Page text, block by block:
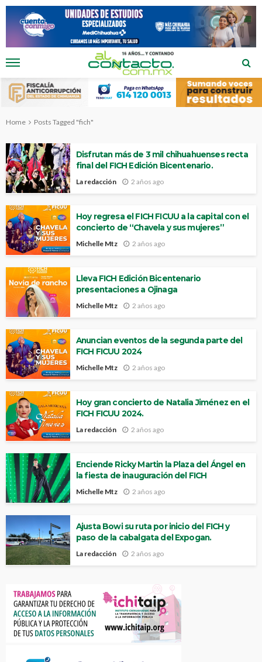
Home Posts Tagged "fich"
Disfrutan más de 3 mil chihuahuenses recta
final del FICH Edición Bicentenario.
La redacción 2 años ago
Hoy regresa el FICH FICUU a la capital con el
concierto de “Chavela y sus mujeres”
Michelle Mtz 2 años ago
Lleva FICH Edición Bicentenario
presentaciones a Ojinaga
Michelle Mtz 2 años ago
Anuncian eventos de la segunda parte del
FICH FICUU 2024
Michelle Mtz 2 años ago
Hoy gran concierto de Natalia Jiménez en el
FICH FICUU 2024.
La redacción 2 años ago
Enciende Ricky Martin la Plaza del Ángel en
la fiesta de inauguración del FICH
Michelle Mtz 2 años ago
Ajusta Bowi su ruta por inicio del FICH y
paso de la cabalgata del Expogan.
La redacción 2 años ago